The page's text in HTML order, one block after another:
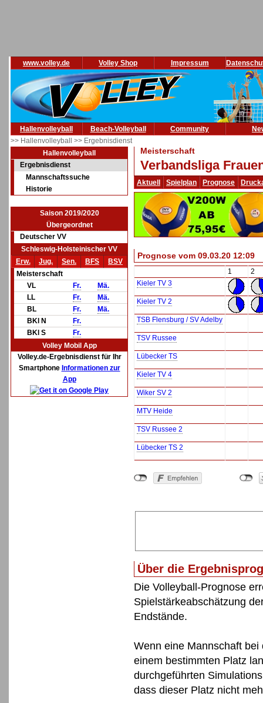
www.volley.de Volley Shop Impressum
Hallenvolleyball Beach-Volleyball Community
>> Hallenvolleyball >> Ergebnisdienst
Hallenvolleyball
Ergebnisdienst
Mannschaftssuche
Historie
Saison 2019/2020
Übergeordnet
Deutscher VV
Schleswig-Holsteinischer VV
Erw.
Jug. Sen. BFS
BSV
Meisterschaft
VL
Fr.
Mä.
LL
Fr.
Mä.
BL
Fr.
Mä.
BKl N
Fr.
BKl S
Fr.
Volley Mobil App
Volley.de-Ergebnisdienst für Ihr
Smartphone Informationen zur
App
Meisterschaft
Verbandsliga
Aktuell Spielplan Prognose
Prognose vom 09.03.20 12:09
1
2
Kieler TV 3
Kieler TV 2
TSB Flensburg / SV Adelby
TSV Russee
Lübecker TS
Kieler TV 4
Wiker SV 2
MTV Heide
TSV Russee 2
Lübecker TS 2
Über die
Die Volleyball-Prognose
Spielstärkeabschätzung
Endstände.
Wenn eine Mannschaft
einem bestimmten Platz
durchgeführten
dass dieser Platz nicht